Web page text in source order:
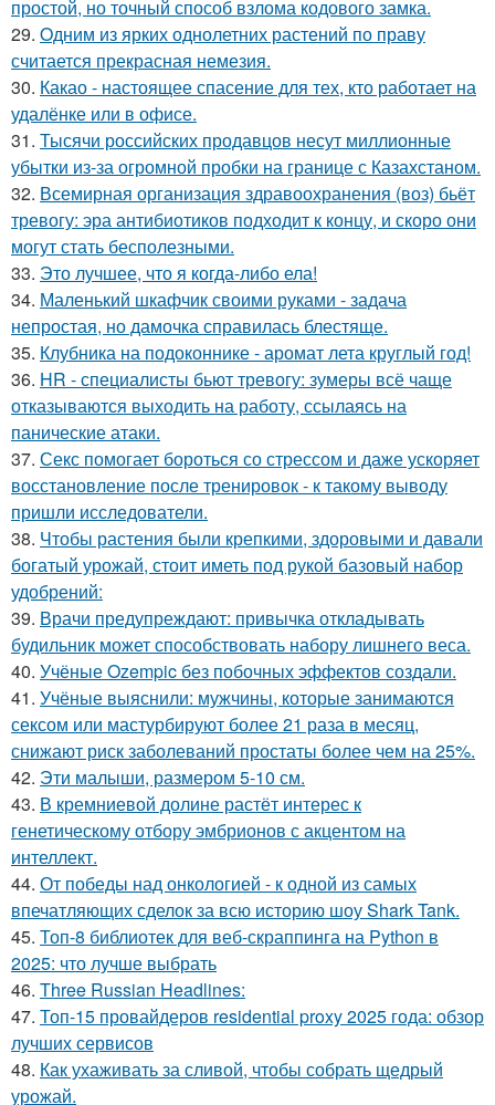
простой, но точный способ взлома кодового замка.
29. Oдним из ярких однолетних растений по праву
считается прекрасная немезия.
30. Какао - настоящее спасение для тех, кто работает на
удалёнке или в офисе.
31. Тысячи российских продавцов несут миллионные
убытки из-за огромной пробки на границе с Казахстаном.
32. Всемирная организация здравоохранения (воз) бьёт
тревогу: эра антибиотиков подходит к концу, и скоро они
могут стать бесполезными.
33. Это лучшее, что я когда-либо ела!
34. Маленький шкафчик своими руками - задача
непростая, но дамочка справилась блестяще.
35. Клубника на подоконнике - аромат лета круглый год!
36. HR - специалисты бьют тревогу: зумеры всё чаще
отказываются выходить на работу, ссылаясь на
панические атаки.
37. Секс помогает бороться со стрессом и даже ускоряет
восстановление после тренировок - к такому выводу
пришли исследователи.
38. Чтобы растения были крепкими, здоровыми и давали
богатый урожай, стоит иметь под рукой базовый набор
удобрений:
39. Врачи предупреждают: привычка откладывать
будильник может способствовать набору лишнего веса.
40. Учёные Ozempic без побочных эффектов создали.
41. Учёные выяснили: мужчины, которые занимаются
сексом или мастурбируют более 21 раза в месяц,
снижают риск заболеваний простаты более чем на 25%.
42. Эти малыши, размером 5-10 см.
43. В кремниевой долине растёт интерес к
генетическому отбору эмбрионов с акцентом на
интеллект.
44. От победы над онкологией - к одной из самых
впечатляющих сделок за всю историю шоу Shark Tank.
45. Топ-8 библиотек для веб-скраппинга на Python в
2025: что лучше выбрать
46. Three Russian Headlines:
47. Топ-15 провайдеров residential proxy 2025 года: обзор
лучших сервисов
48. Как ухаживать за сливой, чтобы собрать щедрый
урожай.